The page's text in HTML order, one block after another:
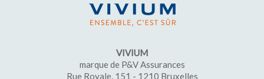
VIVIUM
marque de P&V Assurances
Rue Royale, 151 - 1210 Bruxelles